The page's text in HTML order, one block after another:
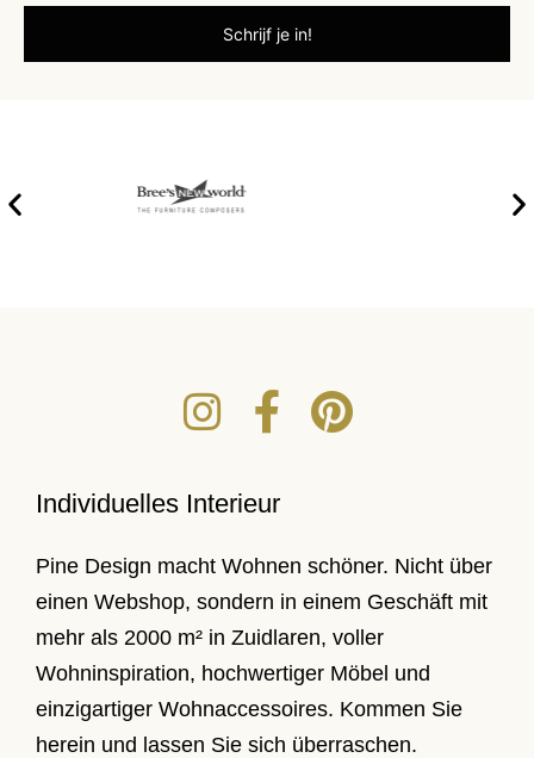
Individuelles Interieur
Pine Design macht Wohnen schöner. Nicht über
einen Webshop, sondern in einem Geschäft mit
mehr als 2000 m² in Zuidlaren, voller
Wohninspiration, hochwertiger Möbel und
einzigartiger Wohnaccessoires. Kommen Sie
herein und lassen Sie sich überraschen.